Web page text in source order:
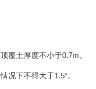
覆土厚度不小于0.7m。
况下不得大于1.5°。